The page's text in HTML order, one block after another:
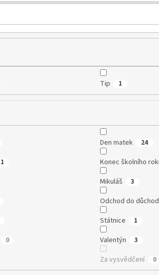
Tip 1
Den matek 24
1 Konec školního
Mikuláš 3
Odchod do
Státnice 1
0 Valentýn 3
Za vysvědčení 0